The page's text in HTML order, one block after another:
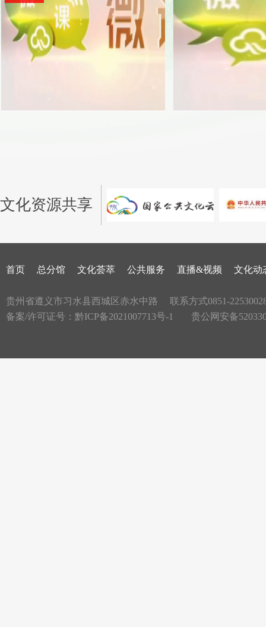
文化资源共享
首页 总分馆 文化荟萃 公共服务 直播&视频 文化动
贵州省遵义市习水县西城区赤水中路
联系方式0851-
备案/许可证号： 黔ICP备2021007713号-1 贵公网安备